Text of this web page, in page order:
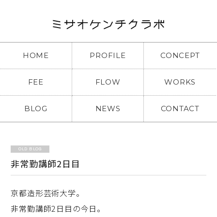
HOME PROFILE CONCEPT
FEE FLOW WORKS
BLOG NEWS CONTACT
OLD BLOG
非常勤講師2日目
京都造形芸術大学。
非常勤講師2日目の今日。